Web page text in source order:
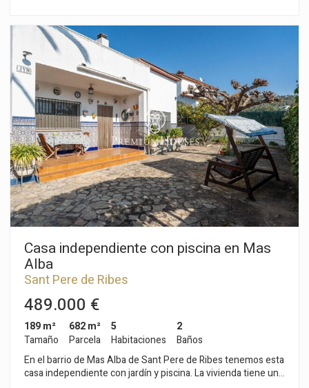
m2, se puede construir una vivienda unifamiliar de máximo
135m2 en planta y de 161m2 en planta baja más planta
primera. Normativa urbanística (10.1h Zona de edificación
residencial) Parcela mínima 380m2 Edificabilidad máxima de
0,36m2 / m2 terreno Ocupación máxima 30% Fachada mínima
de 15m Altura reguladora máxima 8,00m Construcción auxiliar
con un 5% de ocupación Uso permitido: Vivienda unifamiliar El
barrio de Can Macia de Sant Pere de Ribes se caracteriza por
ser muy tranquilo todo el año y sobre todo por tener una
vigilancia privada. Los Viñedos ofrece este estilo de vida sin
renunciar a una ubicación óptima con respecto a Sitges y a
servicios.
Casa independiente con piscina en Mas
Alba
Sant Pere de Ribes
489.000 €
189 m²
Tamaño
682 m²
Parcela
5
Habitaciones
2
Baños
En el barrio de Mas Alba de Sant Pere de Ribes tenemos esta
casa independiente con jardín y piscina. La vivienda tiene un